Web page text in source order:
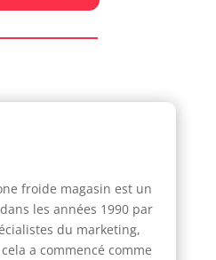
froide magasin est un
les années 1990 par
du marketing,
a commencé comme